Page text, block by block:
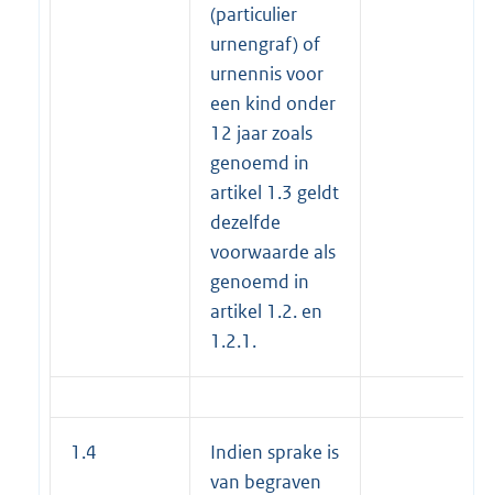
(particulier
urnengraf) of
urnennis voor
een kind onder
12 jaar zoals
genoemd in
artikel 1.3 geldt
dezelfde
voorwaarde als
genoemd in
artikel 1.2. en
1.2.1.
1.4
Indien sprake is
van begraven